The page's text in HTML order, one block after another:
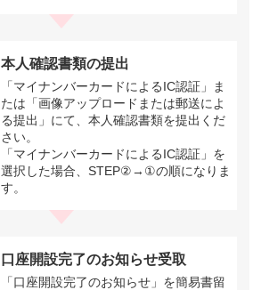
本人確認書類の提出
「マイナンバーカードによるIC認証」ま
たは「画像アップロードまたは郵送によ
る提出」にて、本人確認書類を提出くだ
さい。
「マイナンバーカードによるIC認証」を
選択した場合、STEP②→①の順になりま
す。
口座開設完了のお知らせ受取
「口座開設完了のお知らせ」を簡易書留